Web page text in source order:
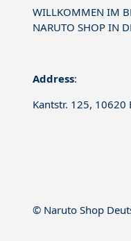
WILLKOMMEN IM
NARUTO SHOP IN
Address:
Kantstr. 125, 10620
© Naruto Shop